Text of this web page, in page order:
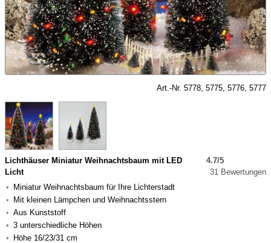
Art.-Nr. 5778, 5775, 5776, 5777
Lichthäuser Miniatur Weihnachtsbaum mit LED
Licht
Miniatur Weihnachtsbaum für Ihre Lichterstadt
Mit kleinen Lämpchen und Weihnachtsstern
Aus Kunststoff
3 unterschiedliche Höhen
Höhe 16/23/31 cm
4.7/5
31 Bewertungen